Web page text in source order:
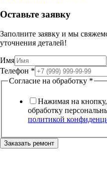
Оставьте заявку
Заполните заявку и мы
уточнения деталей!
Имя
Телефон *
Согласие
обработку
Согласие на обработку *
Нажимая на кнопку,
обработку
политикой
Заказать ремонт